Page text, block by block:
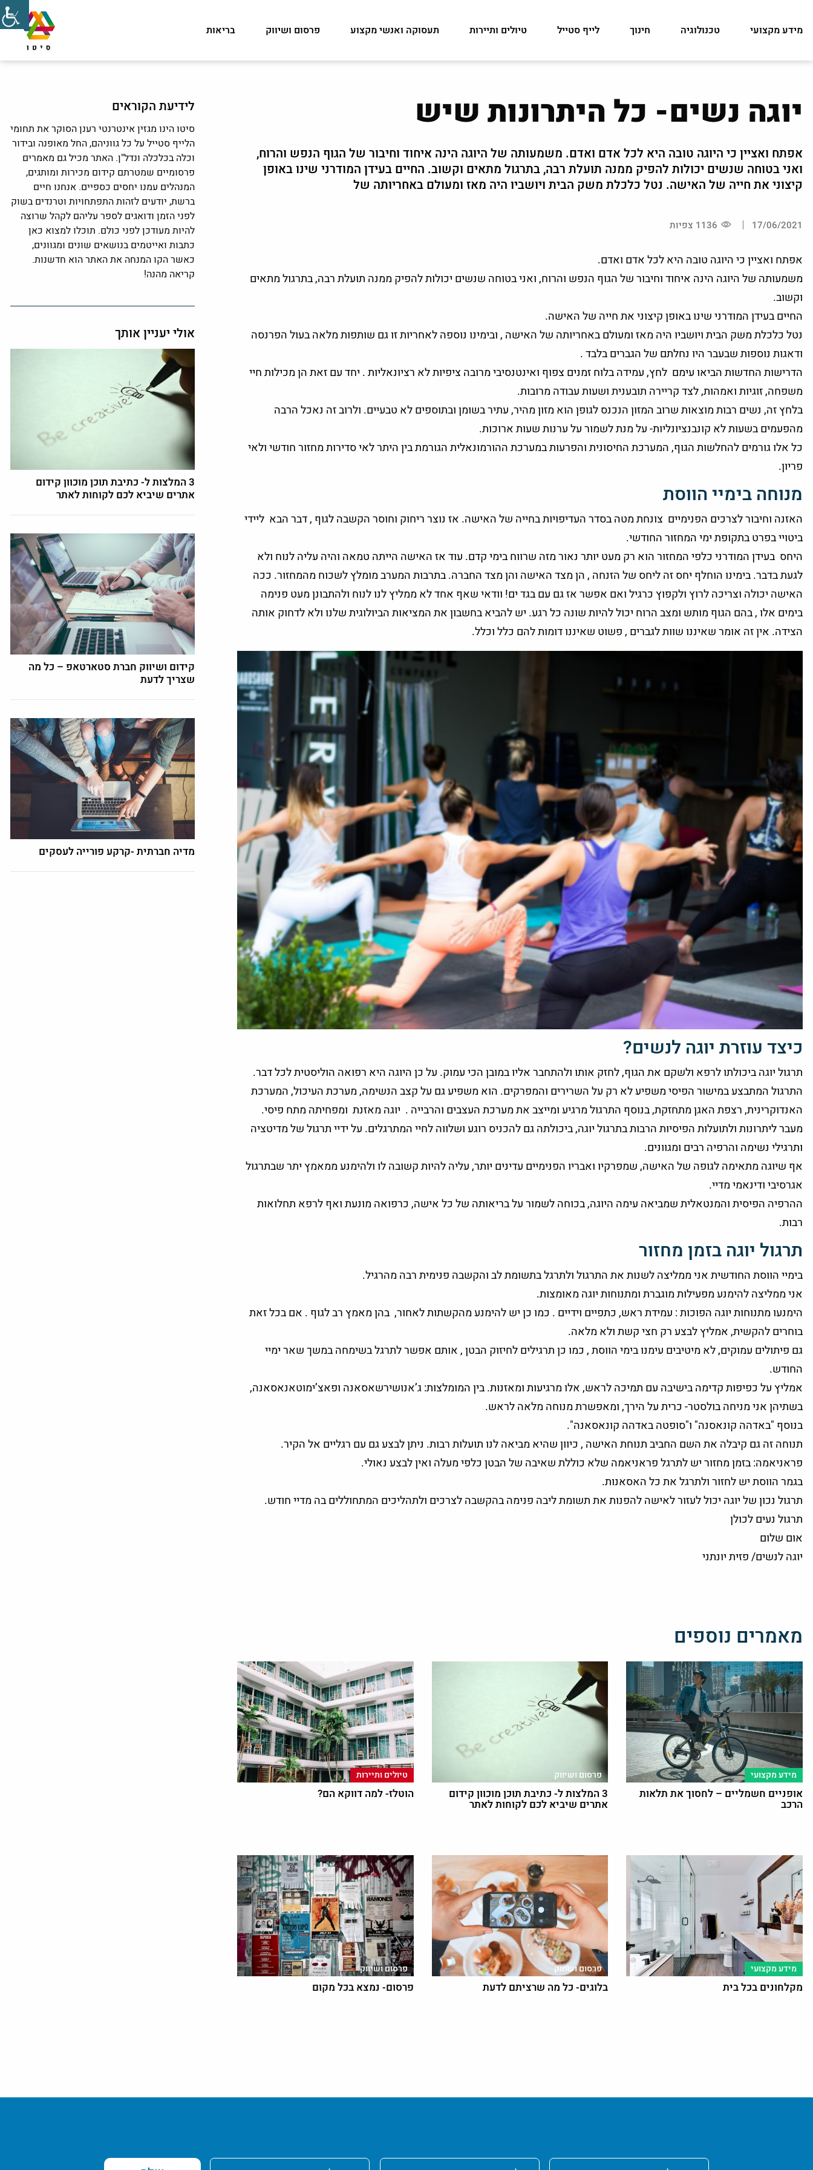
מידע מקצועי טכנולוגיה חינוך לייף סטייל טיולים ותיירות תעסוקה ואנשי מקצוע פרסום ושיווק בריאות
יוגה נשים- כל היתרונות שיש
אפתח ואציין כי היוגה טובה היא לכל אדם ואדם. משמעותה של היוגה הינה איחוד וחיבור של הגוף הנפש והרוח,
ואני בטוחה שנשים יכולות להפיק ממנה תועלת רבה, בתרגול מתאים וקשוב. החיים בעידן המודרני שינו באופן
קיצוני את חייה של האישה. נטל כלכלת משק הבית ויושביו היה מאז ומעולם באחריותה של
17/06/2021 1136 צפיות
אפתח ואציין כי היוגה טובה היא לכל אדם ואדם.
משמעותה של היוגה הינה איחוד וחיבור של הגוף הנפש והרוח, ואני בטוחה שנשים יכולות להפיק ממנה תועלת רבה, בתרגול מתאים
וקשוב.
החיים בעידן המודרני שינו באופן קיצוני את חייה של האישה.
נטל כלכלת משק הבית ויושביו היה מאז ומעולם באחריותה של האישה , ובימינו נוספה לאחריות זו גם שותפות מלאה בעול הפרנסה
ודאגות נוספות שבעבר היו נחלתם של הגברים בלבד .
הדרישות החדשות הביאו עימם לחץ, עמידה בלוח זמנים צפוף ואינטנסיבי מרובה ציפיות לא רציונאליות . יחד עם זאת הן מכילות חיי
משפחה, זוגיות ואמהות, לצד קריירה תובענית ושעות עבודה מרובות.
בלחץ זה, נשים רבות מוצאות שרוב המזון הנכנס לגופן הוא מזון מהיר, עתיר בשומן ובתוספים לא טבעיים. ולרוב זה נאכל הרבה
מהפעמים בשעות לא קונבנציונליות- על מנת לשמור על ערנות שעות ארוכות.
כל אלו גורמים להחלשות הגוף, המערכת החיסונית והפרעות במערכת ההורמונאלית הגורמת בין היתר לאי סדירות מחזור חודשי ולאי
פריון.
מנוחה בימיי הווסת
האזנה וחיבור לצרכים הפנימיים צונחת מטה בסדר העדיפויות בחייה של האישה. אז נוצר ריחוק וחוסר הקשבה לגוף , דבר הבא ליידי
ביטויי בפרט בתקופת ימי המחזור החודשי.
היחס בעידן המודרני כלפי המחזור הוא רק מעט יותר נאור מזה שרווח בימי קדם. עוד אז האישה הייתה טמאה והיה עליה לנוח ולא
לגעת בדבר. בימינו הוחלף יחס זה ליחס של הזנחה , הן מצד האישה והן מצד החברה. בתרבות המערב מומלץ לשכוח מהמחזור. ככה
האישה יכולה וצריכה לרוץ ולקפוץ כרגיל ואם אפשר אז גם עם בגד ים! וודאי שאף אחד לא ממליץ לנו לנוח ולהתבונן מעט פנימה
בימים אלו , בהם הגוף מותש ומצב הרוח יכול להיות שונה כל רגע. יש להביא בחשבון את המציאות הביולוגית שלנו ולא לדחוק אותה
הצידה. אין זה אומר שאיננו שוות לגברים , פשוט שאיננו דומות להם כלל וכלל.
כיצד עוזרת יוגה לנשים?
תרגול יוגה ביכולתו לרפא ולשקם את הגוף, לחזק אותו ולהתחבר אליו במובן הכי עמוק. על כן היוגה היא רפואה הוליסטית לכל דבר.
התרגול המתבצע במישור הפיסי משפיע לא רק על השרירים והמפרקים. הוא משפיע גם על קצב הנשימה, מערכת העיכול, המערכת
האנדוקרינית, רצפת האגן מתחזקת, בנוסף התרגול מרגיע ומייצב את מערכת העצבים והרבייה . יוגה מאזנת ומפחיתה מתח פיסי.
מעבר ליתרונות ולתועלות הפיסיות הרבות בתרגול יוגה, ביכולתה גם להכניס רוגע ושלווה לחיי המתרגלים. על ידיי תרגול של מדיטציה
ותרגילי נשימה והרפיה רבים ומגוונים.
אף שיוגה מתאימה לגופה של האישה, שמפרקיו ואבריו הפנימיים עדינים יותר, עליה להיות קשובה לו ולהימנע ממאמץ יתר שבתרגול
אגרסיבי ודינאמי מדיי.
ההרפיה הפיסית והמנטאלית שמביאה עימה היוגה, בכוחה לשמור על בריאותה של כל אישה, כרפואה מונעת ואף לרפא תחלואות
רבות.
תרגול יוגה בזמן מחזור
בימיי הווסת החודשית אני ממליצה לשנות את התרגול ולתרגל בתשומת לב והקשבה פנימית רבה מהרגיל.
אני ממליצה להימנע מפעילות מוגברת ומתנוחות יוגה מאומצות.
הימנעו מתנוחות יוגה הפוכות : עמידת ראש, כתפיים וידיים . כמו כן יש להימנע מהקשתות לאחור, בהן מאמץ רב לגוף . אם בכל זאת
בוחרים להקשית, אמליץ לבצע רק חצי קשת ולא מלאה.
גם פיתולים עמוקים, לא מיטיבים עימנו בימי הווסת , כמו כן תרגילים לחיזוק הבטן , אותם אפשר לתרגל בשימחה במשך שאר ימיי
החודש.
אמליץ על כפיפות קדימה בישיבה עם תמיכה לראש, אלו מרגיעות ומאזנות. בין המומלצות: ג’אנושירשאסאנה ופאצ’ימוטאנאסאנה,
בשתיהן אני מניחה בולסטר- כרית על הירך, ומאפשרת מנוחה מלאה לראש.
בנוסף "באדהה קונאסנה" ו"סופטה באדהה קונאסאנה".
תנוחה זה גם קיבלה את השם החביב תנוחת האישה , כיוון שהיא מביאה לנו תועלות רבות. ניתן לבצע גם עם רגליים אל הקיר.
פראניאמה: בזמן מחזור יש לתרגל פראניאמה שלא כוללת שאיבה של הבטן כלפי מעלה ואין לבצע נאולי.
בגמר הווסת יש לחזור ולתרגל את כל האסאנות.
תרגול נכון של יוגה יכול לעזור לאישה להפנות את תשומת ליבה פנימה בהקשבה לצרכים ולתהליכים המתחוללים בה מדיי חודש.
תרגול נעים לכולן
אום שלום
יוגה לנשים/ פזית יונתני
מאמרים נוספים
מידע מקצועי
אופניים חשמליים – לחסוך את תלאות
הרכב
פרסום ושיווק
3 המלצות ל- כתיבת תוכן מוכוון קידום
אתרים שיביא לכם לקוחות לאתר
טיולים ותיירות
הוטלז- למה דווקא הם?
מידע מקצועי
מקלחונים בכל בית
פרסום ושיווק
בלוגים- כל מה שרציתם לדעת
פרסום ושיווק
פרסום- נמצא בכל מקום
לידיעת הקוראים
סיטו הינו מגזין אינטרנטי רענן הסוקר את תחומי
הלייף סטייל על כל גווניהם, החל מאופנה ובידור
וכלה בכלכלה ונדל"ן. האתר מכיל גם מאמרים
פרסומיים שמטרתם קידום מכירות ומותגים,
המנהלים עמנו יחסים כספיים. אנחנו חיים
ברשת, יודעים לזהות התפתחויות וטרנדים בשוק
לפני הזמן ודואגים לספר עליהם לקהל שרוצה
להיות מעודכן לפני כולם. תוכלו למצוא כאן
כתבות ואייטמים בנושאים שונים ומגוונים,
כאשר הקו המנחה את האתר הוא חדשנות.
קריאה מהנה!
אולי יעניין אותך
3 המלצות ל- כתיבת תוכן מוכוון קידום
אתרים שיביא לכם לקוחות לאתר
קידום ושיווק חברת סטארטאפ – כל מה
שצריך לדעת
מדיה חברתית -קרקע פורייה לעסקים
שם טלפון אימייל